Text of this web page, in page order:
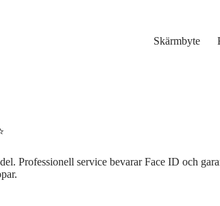
Skärmbyte
Professionell service bevarar Face ID och